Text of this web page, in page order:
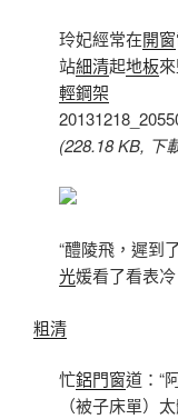
玲妃經常在開窗
站細清起地板
輕鋼架
(228.18 KB, 下
“醴陵飛，遲到
光媛看了看表
粗清
忙鋁門窗道：“
（被子床單）